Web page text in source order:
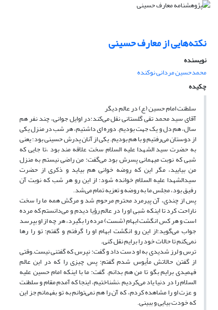
نکته‌هایی از معارف حسینی
نویسنده
محمدحسین مردانی نوکنده
چکیده
سلطنت امام حسین (ع) در عالم دیگر
آقای سید محمد تقی گلستانی نقل می‌کند:در اوایل جوانی، چند نفر هم
سال، هم دل و یک جهت بودیم. دوره ای داشتیم، هر شب در منزل یکی
از دوستان می‌رفتیم و با هم بودیم. یکی از آنان پدرش حسینی بود؛ یعنی
به حضرت سید الشهدا علیه السلام سخت علاقه مند بود ،تا جایی که
شبی که نوبت میهمانی پسرش بود می‌گفت: من راضی نیستم به منزل
من بیایید، مگر این که روضه خوانی هم بیاید و ذکری از حضرت
سیدالشهدا علیه السلام خوانده شود؛ از این رو هر شب که نوبت آن
رفیق بود، مجلس ما به روضه و تعزیه تمام می‌شد.
پس از چندی، آن پیرمرد محترم مرحوم شد و مرگش همه ما را سخت
ناراحت کرد تا اینکه شبی او را در عالم رؤیا دیدم و می‌دانستم که مرده
است و هر کس انگشت ابهام (شست) مرده را بگیرد، هر چه از او بپرسد
جواب می‌گوید؛از این رو انگشت ابهام او را گرفتم و گفتم: تو را رها
نمی‌کنم تا حالات خود را برایم نقل کنی.
ترس و لرز شدیدی به او دست داد و گفت: نپرس که گفتنی نیست.وقتی
از گفتن حالاتش مأیوس شدم گفتم: پس چیزی را که در این عالم
فهمیدی برایم بگو تا من هم بدانم. گفت: ما با اینکه امام حسین علیه
السلام را در دنیا یاد می‌کردیم ،نشناختیم، اینجا که آمدم مقام و سلطنت
و عزت او را مشاهده کردم، که آن را هم نمی‌توانم به تو بفهمانم جز این
که خودت بیایی و ببینی.